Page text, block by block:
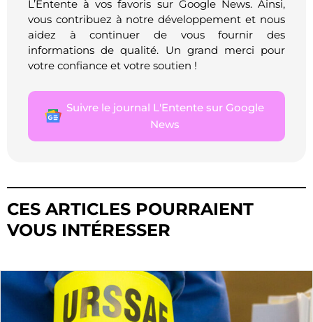
L’Entente à vos favoris sur Google News. Ainsi,
vous contribuez à notre développement et nous
aidez à continuer de vous fournir des
informations de qualité. Un grand merci pour
votre confiance et votre soutien !
Suivre le journal L'Entente sur Google
News
CES ARTICLES POURRAIENT
VOUS INTÉRESSER